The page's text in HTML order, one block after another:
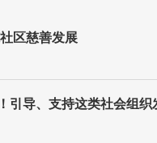
区慈善发展
引导、支持这类社会组织